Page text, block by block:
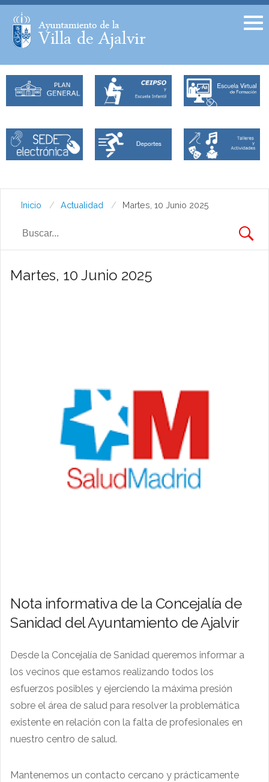
Facebook
Inicio Actualidad Martes, 10 Junio 2025
Martes, 10 Junio 2025
Nota informativa de la Concejalía de
Sanidad del Ayuntamiento de Ajalvir
Desde la Concejalía de Sanidad queremos informar a
los vecinos que estamos realizando todos los
esfuerzos posibles y ejerciendo la máxima presión
sobre el área de salud para resolver la problemática
existente en relación con la falta de profesionales en
nuestro centro de salud.
Mantenemos un contacto cercano y prácticamente